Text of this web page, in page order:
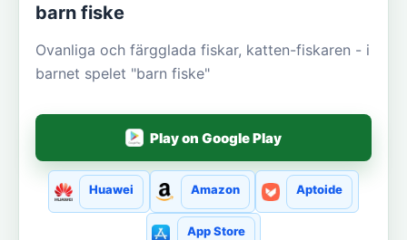
barn fiske
Ovanliga och färgglada fiskar, katten-fiskaren - i
barnet spelet "barn fiske"
Play on Google Play
Huawei Amazon Aptoide
App Store